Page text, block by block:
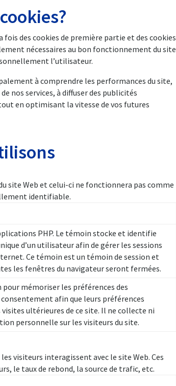
des cookies de première partie et des cookies
nécessaires au bon fonctionnement du site
l’utilisateur.
à comprendre les performances du site,
nos services, à diffuser des publicités
en optimisant la vitesse de vos futures
site Web et celui-ci ne fonctionnera pas comme
identifiable.
PHP. Le témoin stocke et identifie
d’un utilisateur afin de gérer les sessions
Ce témoin est un témoin de session et
les fenêtres du navigateur seront fermées.
pour mémoriser les préférences des
afin que leurs préférences
ultérieures de ce site. Il ne collecte ni
personnelle sur les visiteurs du site.
visiteurs interagissent avec le site Web. Ces
le taux de rebond, la source de trafic, etc.